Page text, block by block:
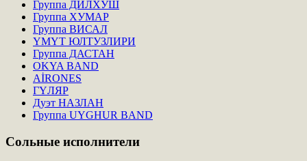
Группа ДИЛХУШ
Группа ХУМАР
Группа ВИСАЛ
ҮМҮТ ЮЛТУЗЛИРИ
Группа ДАСТАН
OKYA BAND
AİRONES
ГҮЛЯР
Дуэт НАЗЛАН
Группа UYGHUR BAND
Сольные исполнители